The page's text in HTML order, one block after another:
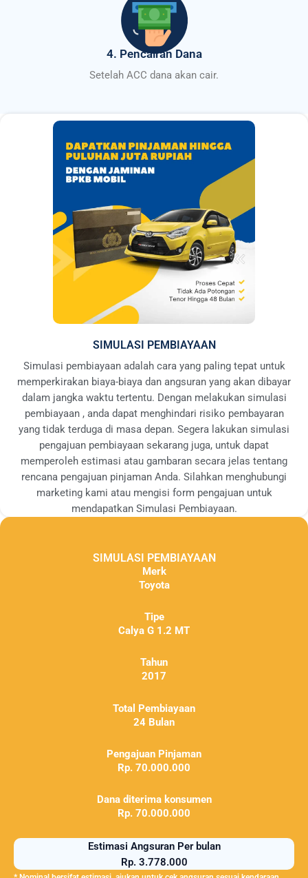
4. Pencairan Dana
Setelah ACC dana akan cair.
SIMULASI PEMBIAYAAN
Simulasi pembiayaan adalah cara yang paling tepat untuk
memperkirakan biaya-biaya dan angsuran yang akan dibayar
dalam jangka waktu tertentu. Dengan melakukan simulasi
pembiayaan , anda dapat menghindari risiko pembayaran
yang tidak terduga di masa depan. Segera lakukan simulasi
pengajuan pembiayaan sekarang juga, untuk dapat
memperoleh estimasi atau gambaran secara jelas tentang
rencana pengajuan pinjaman Anda. Silahkan menghubungi
marketing kami atau mengisi form pengajuan untuk
mendapatkan Simulasi Pembiayaan.
SIMULASI PEMBIAYAAN
Merk
Toyota
Tipe
Calya G 1.2 MT
Tahun
2017
Total Pembiayaan
24 Bulan
Pengajuan Pinjaman
Rp. 70.000.000
Dana diterima konsumen
Rp. 70.000.000
Estimasi Angsuran Per bulan
Rp. 3.778.000